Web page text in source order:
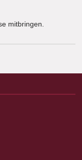
mitbringen.